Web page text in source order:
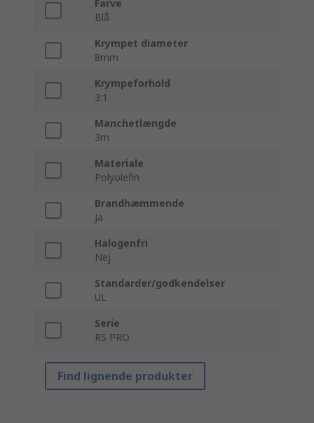
Farve
Blå
Krympet diameter
8mm
Krympeforhold
3:1
Manchetlængde
3m
Materiale
Polyolefin
Brandhæmmende
Ja
Halogenfri
Nej
Standarder/godkendelser
UL
Serie
RS PRO
Find lignende produkter